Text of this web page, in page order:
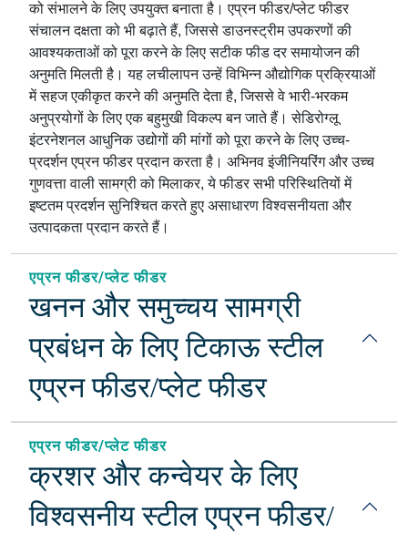
को संभालने के लिए उपयुक्त बनाता है। एप्रन फीडर/प्लेट फीडर
संचालन दक्षता को भी बढ़ाते हैं, जिससे डाउनस्ट्रीम उपकरणों की
आवश्यकताओं को पूरा करने के लिए सटीक फीड दर समायोजन की
अनुमति मिलती है। यह लचीलापन उन्हें विभिन्न औद्योगिक प्रक्रियाओं
में सहज एकीकृत करने की अनुमति देता है, जिससे वे भारी-भरकम
अनुप्रयोगों के लिए एक बहुमुखी विकल्प बन जाते हैं। सेडिरोग्लू
इंटरनेशनल आधुनिक उद्योगों की मांगों को पूरा करने के लिए उच्च-
प्रदर्शन एप्रन फीडर प्रदान करता है। अभिनव इंजीनियरिंग और उच्च
गुणवत्ता वाली सामग्री को मिलाकर, ये फीडर सभी परिस्थितियों में
इष्टतम प्रदर्शन सुनिश्चित करते हुए असाधारण विश्वसनीयता और
उत्पादकता प्रदान करते हैं।
एप्रन फीडर/प्लेट फीडर
खनन और समुच्चय सामग्री
प्रबंधन के लिए टिकाऊ स्टील
एप्रन फीडर/प्लेट फीडर
एप्रन फीडर/प्लेट फीडर
क्रशर और कन्वेयर के लिए
विश्वसनीय स्टील एप्रन फीडर/